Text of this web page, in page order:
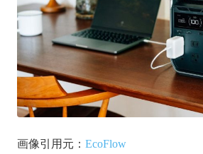
画像引用元： EcoFlow